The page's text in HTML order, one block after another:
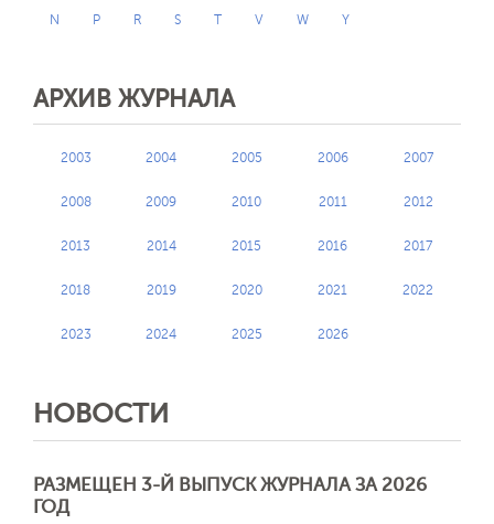
N P R S T V W Y
АРХИВ ЖУРНАЛА
2003 2004 2005 2006 2007
2008 2009 2010 2011 2012
2013 2014 2015 2016 2017
2018 2019 2020 2021 2022
2023 2024 2025 2026
НОВОСТИ
РАЗМЕЩЕН 3-Й ВЫПУСК ЖУРНАЛА ЗА 2026
ГОД